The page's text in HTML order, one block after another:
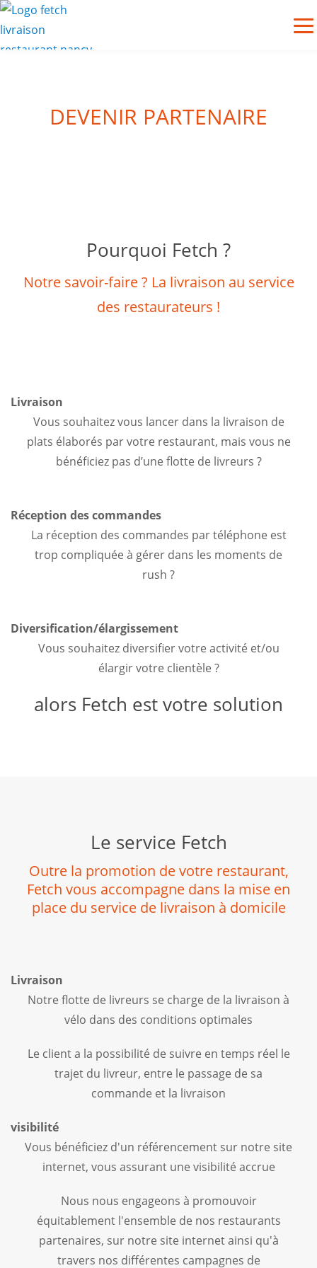
DEVENIR PARTENAIRE
Pourquoi Fetch ?
Notre savoir-faire ? La livraison au service
des restaurateurs !
Livraison
Vous souhaitez vous lancer dans la livraison de
plats élaborés par votre restaurant, mais vous ne
bénéficiez pas d’une flotte de livreurs ?
Réception des commandes
La réception des commandes par téléphone est
trop compliquée à gérer dans les moments de
rush ?
Diversification/élargissement
Vous souhaitez diversifier votre activité et/ou
élargir votre clientèle ?
alors Fetch est votre solution
Le service Fetch
Outre la promotion de votre restaurant,
Fetch vous accompagne dans la mise en
place du service de livraison à domicile
Livraison
Notre flotte de livreurs se charge de la livraison à
vélo dans des conditions optimales
Le client a la possibilité de suivre en temps réel le
trajet du livreur, entre le passage de sa
commande et la livraison
visibilité
Vous bénéficiez d'un référencement sur notre site
internet, vous assurant une visibilité accrue
Nous nous engageons à promouvoir
équitablement l'ensemble de nos restaurants
partenaires, sur notre site internet ainsi qu'à
travers nos différentes campagnes de